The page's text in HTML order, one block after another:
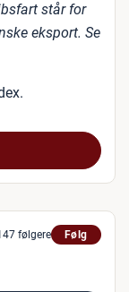
står for
eksport. Se
følgere Følg